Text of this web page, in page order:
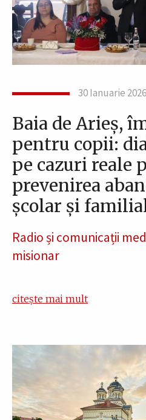
30 Ianuarie 2026
Baia de Arieș,
pentru copii:
pe cazuri reale
prevenirea
școlar și
Radio și comunicații
misionar
citește mai mult